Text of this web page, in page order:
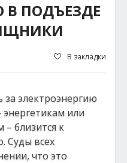
В ПОДЪЕЗДЕ
В закладки
электроэнергию
или
близится к
Суды всех
что это